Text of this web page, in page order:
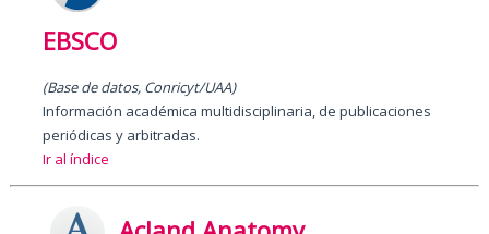
EBSCO
(Base de datos, Conricyt/UAA)
Información académica multidisciplinaria, de publicaciones
periódicas y arbitradas.
Ir al índice